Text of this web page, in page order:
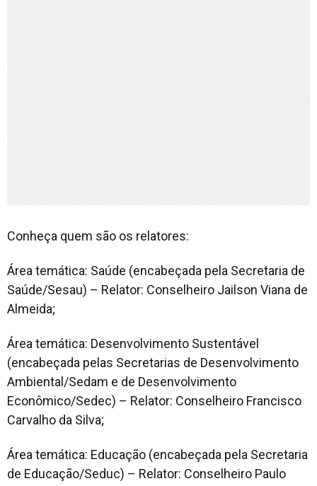
Conheça quem são os relatores:
Área temática: Saúde (encabeçada pela Secretaria de
Saúde/Sesau) – Relator: Conselheiro Jailson Viana de
Almeida;
Área temática: Desenvolvimento Sustentável
(encabeçada pelas Secretarias de Desenvolvimento
Ambiental/Sedam e de Desenvolvimento
Econômico/Sedec) – Relator: Conselheiro Francisco
Carvalho da Silva;
Área temática: Educação (encabeçada pela Secretaria
de Educação/Seduc) – Relator: Conselheiro Paulo